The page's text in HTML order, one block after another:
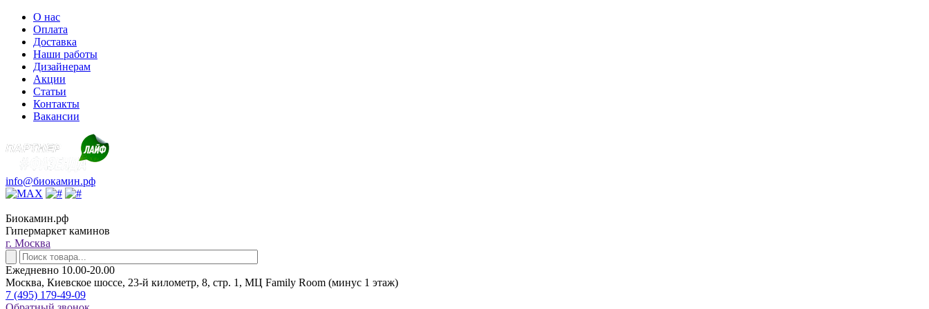
О нас
Оплата
Доставка
Наши работы
Дизайнерам
Акции
Статьи
Контакты
Вакансии
info@биокамин.рф
Биокамин.рф
Гипермаркет каминов
г. Москва
Ежедневно 10.00-20.00
Москва, Киевское шоссе, 23-й километр, 8, стр. 1, МЦ Family Room (минус 1 этаж)
7 (495) 179-49-09